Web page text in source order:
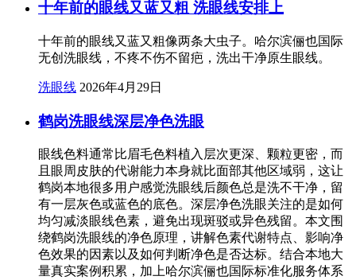
十年前的眼线又蓝又粗 洗眼线安排上
十年前的眼线又蓝又粗像两条大虫子。哈尔滨俪也国际
无创洗眼线，不疼不伤不留疤，洗出干净原生眼线。
洗眼线 2026年4月29日
鹤岗洗眼线深层净色洗眼
眼线色料通常比眉毛色料植入层次更深、颗粒更密，而
且眼周皮肤的代谢能力本身就比面部其他区域弱，这让
鹤岗本地很多用户感觉洗眼线后颜色总是洗不干净，留
有一层灰色或蓝色的底色。深层净色洗眼关注的是如何
均匀减淡眼线色素，避免出现斑驳或异色残留。本文围
绕鹤岗洗眼线的净色原理，讲解色素代谢特点、影响净
色效果的因素以及如何判断净色是否达标。结合本地大
量真实案例积累，加上哈尔滨俪也国际标准化服务体系